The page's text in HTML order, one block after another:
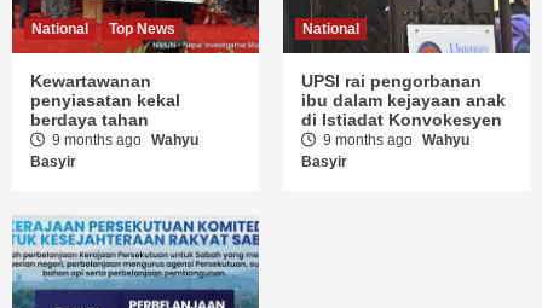
National Top News
Kewartawanan
penyiasatan kekal
berdaya tahan
9 months ago Wahyu
Basyir
National
UPSI rai pengorbanan
ibu dalam kejayaan anak
di Istiadat Konvokesyen
9 months ago Wahyu
Basyir